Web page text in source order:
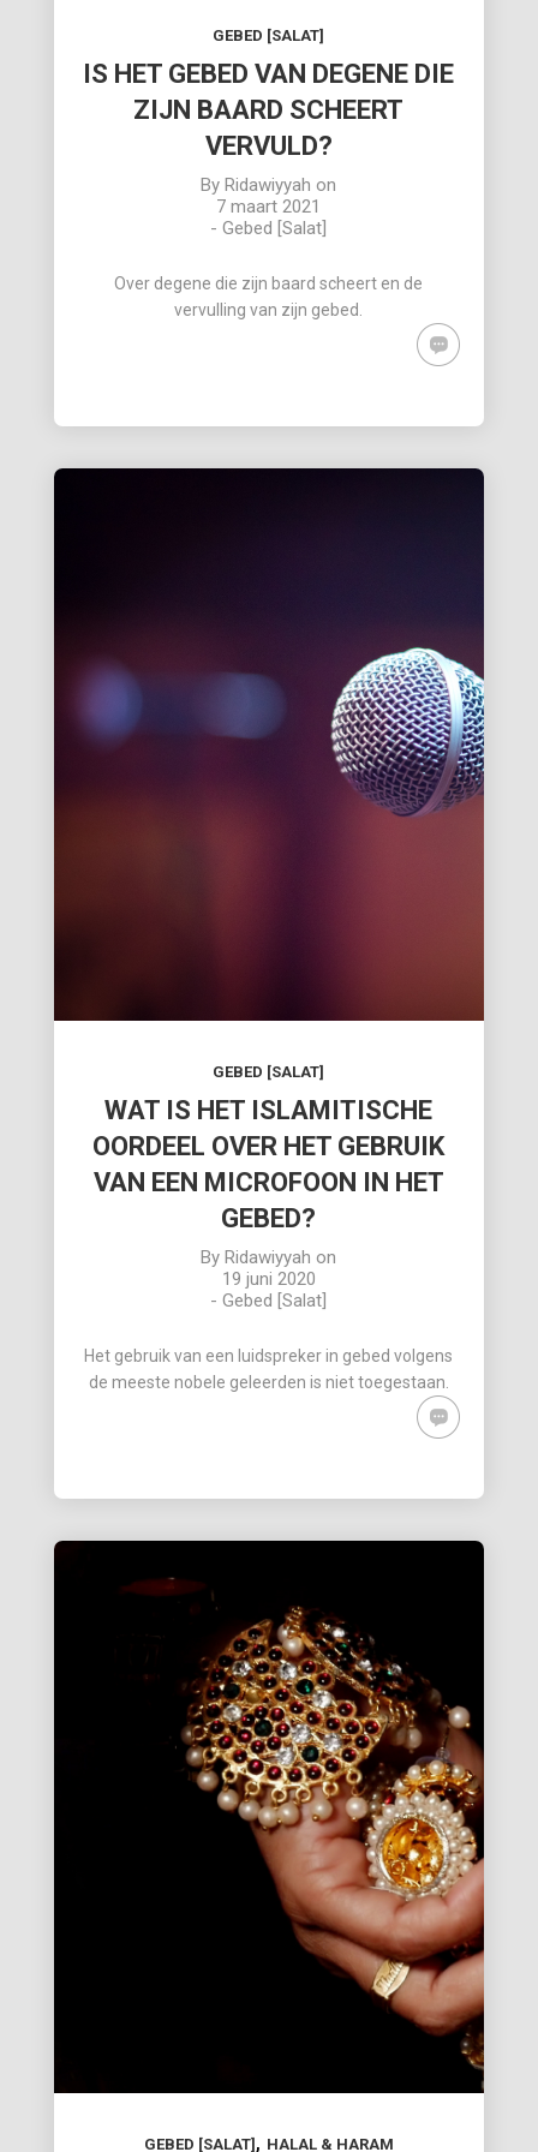
GEBED [SALAT]
IS HET GEBED VAN DEGENE DIE
ZIJN BAARD SCHEERT
VERVULD?
ByRidawiyyah on
7 maart 2021
-Gebed [Salat]
Over degene die zijn baard scheert en de
vervulling van zijn gebed.
GEBED [SALAT]
WAT IS HET ISLAMITISCHE
OORDEEL OVER HET GEBRUIK
VAN EEN MICROFOON IN HET
GEBED?
ByRidawiyyah on
19 juni 2020
-Gebed [Salat]
Het gebruik van een luidspreker in gebed volgens
de meeste nobele geleerden is niet toegestaan.
GEBED [SALAT] , HALAL & HARAM